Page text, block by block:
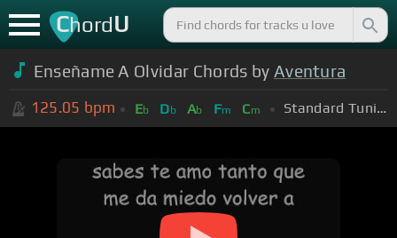
ChordU
Enseñame A Olvidar Chords by Aventura
125.05 bpm Eb Db Ab Fm Cm Standard Tuning (EADGBE)